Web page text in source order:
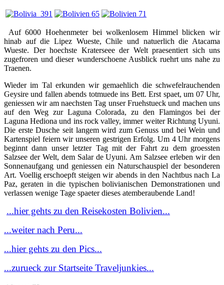
Auf 6000 Hoehenmeter bei wolkenlosem Himmel blicken wir
hinab auf die Lipez Wueste, Chile und natuerlich die Atacama
Wueste. Der hoechste Kraterseee der Welt praesentiert sich uns
zugefroren und dieser wunderschoene Ausblick ruehrt uns nahe zu
Traenen.
Wieder im Tal erkunden wir gemaehlich die schwefelrauchenden
Geysire und fallen abends totmuede ins Bett. Erst spaet, um 07 Uhr,
geniessen wir am naechsten Tag unser Fruehstueck und machen uns
auf den Weg zur Laguna Colorada, zu den Flamingos bei der
Laguna Hediona und ins rock valley, immer weiter Richtung Uyuni.
Die erste Dusche seit langem wird zum Genuss und bei Wein und
Kartenspiel feiern wir unseren gestrigen Erfolg. Um 4 Uhr morgens
beginnt dann unser letzter Tag mit der Fahrt zu dem groessten
Salzsee der Welt, dem Salar de Uyuni. Am Salzsee erleben wir den
Sonnenaufgang und geniessen ein Naturschauspiel der besonderen
Art. Voellig erschoepft steigen wir abends in den Nachtbus nach La
Paz, geraten in die typischen bolivianischen Demonstrationen und
verlassen wenige Tage spaeter dieses atemberaubende Land!
...hier gehts zu den Reisekosten Bolivien...
...weiter nach Peru...
...hier gehts zu den Pics...
...zurueck zur Startseite Traveljunkies...